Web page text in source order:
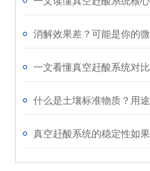
真空赶酸系统的稳定性如